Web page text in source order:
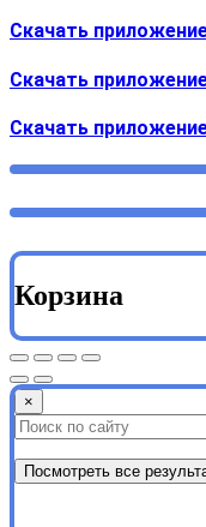
Скачать
Скачать
Cкачать
Корзина
×
Посмотреть все